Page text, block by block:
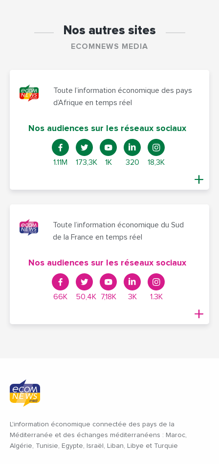
Nos autres sites
ECOMNEWS MEDIA
Toute l’information économique des pays
d’Afrique en temps réel
Nos audiences sur les réseaux sociaux
1.11M 173,3K 1K 320 18,3K
Toute l’information économique du Sud
de la France en temps réel
Nos audiences sur les réseaux sociaux
66K 50,4K 7,18K 3K 1.3K
L'information économique connectée des pays de la
Méditerranée et des échanges méditerranéens : Maroc,
Algérie, Tunisie, Egypte, Israël, Liban, Libye et Turquie